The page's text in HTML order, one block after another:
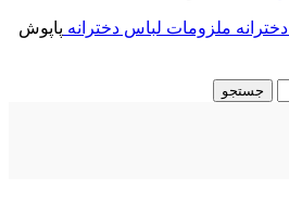
دخترانه ملزومات لباس دخترانه پاپوش
جستجو